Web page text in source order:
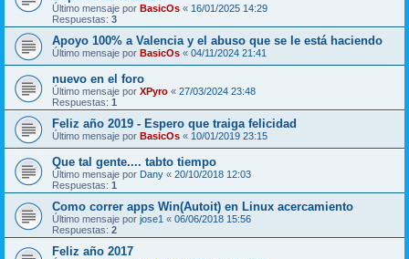
Último mensaje por BasicOs « 16/01/2025 14:29
Respuestas: 3
Apoyo 100% a Valencia y el abuso que se le está haciendo
Último mensaje por BasicOs « 04/11/2024 21:41
nuevo en el foro
Último mensaje por XPyro « 27/03/2024 23:48
Respuestas: 1
Feliz año 2019 - Espero que traiga felicidad
Último mensaje por BasicOs « 10/01/2019 23:15
Que tal gente.... tabto tiempo
Último mensaje por Dany « 20/10/2018 12:03
Respuestas: 1
Como correr apps Win(Autoit) en Linux acercamiento
Último mensaje por jose1 « 06/06/2018 15:56
Respuestas: 2
Feliz año 2017